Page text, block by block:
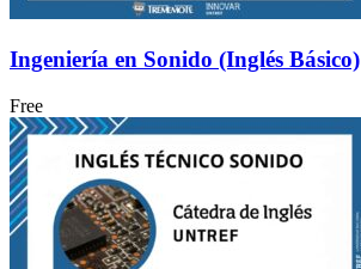
Ingeniería en Sonido (Inglés Básico)
Free